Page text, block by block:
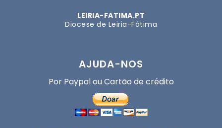
LEIRIA-FATIMA.PT
Diocese de Leiria-Fátima
AJUDA-NOS
Por Paypal ou Cartão de crédito